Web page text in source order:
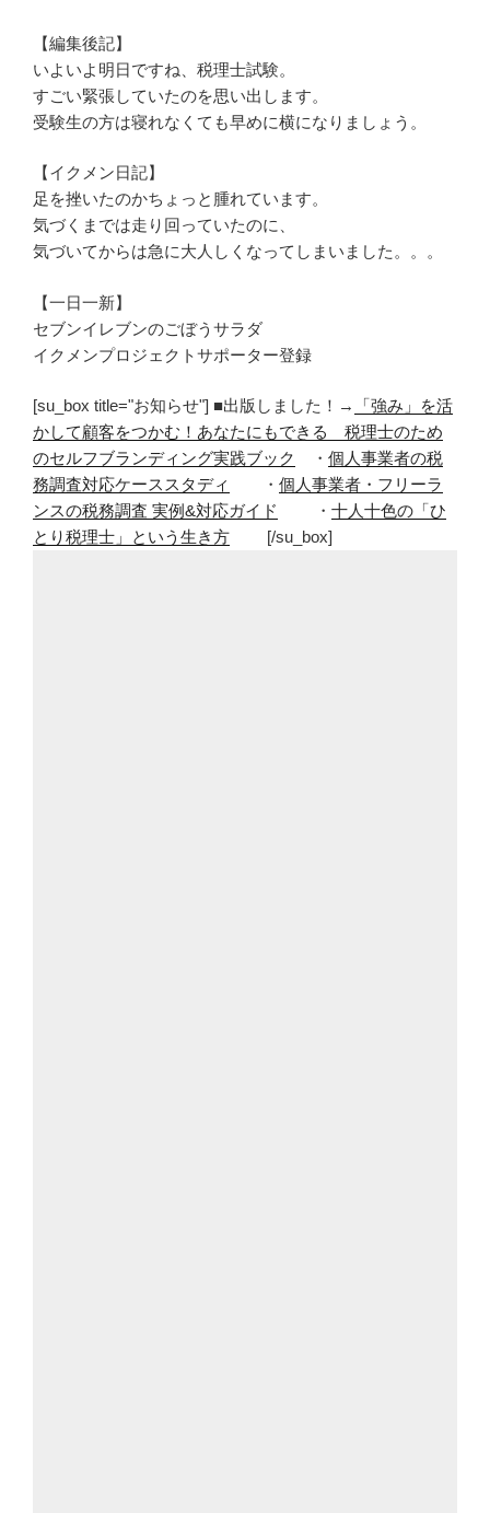
【編集後記】
いよいよ明日ですね、税理士試験。
すごい緊張していたのを思い出します。
受験生の方は寝れなくても早めに横になりましょう。
【イクメン日記】
足を挫いたのかちょっと腫れています。
気づくまでは走り回っていたのに、
気づいてからは急に大人しくなってしまいました。。。
【一日一新】
セブンイレブンのごぼうサラダ
イクメンプロジェクトサポーター登録
[su_box title="お知らせ"] ■出版しました！→
「強み」を活
かして顧客をつかむ！あなたにもできる 税理士のため
のセルフブランディング実践ブック
・ 個人事業者の税
務調査対応ケーススタディ
・ 個人事業者・フリーラ
ンスの税務調査 実例&対応ガイド
・ 十人十色の「ひ
とり税理士」という生き方 [/su_box]